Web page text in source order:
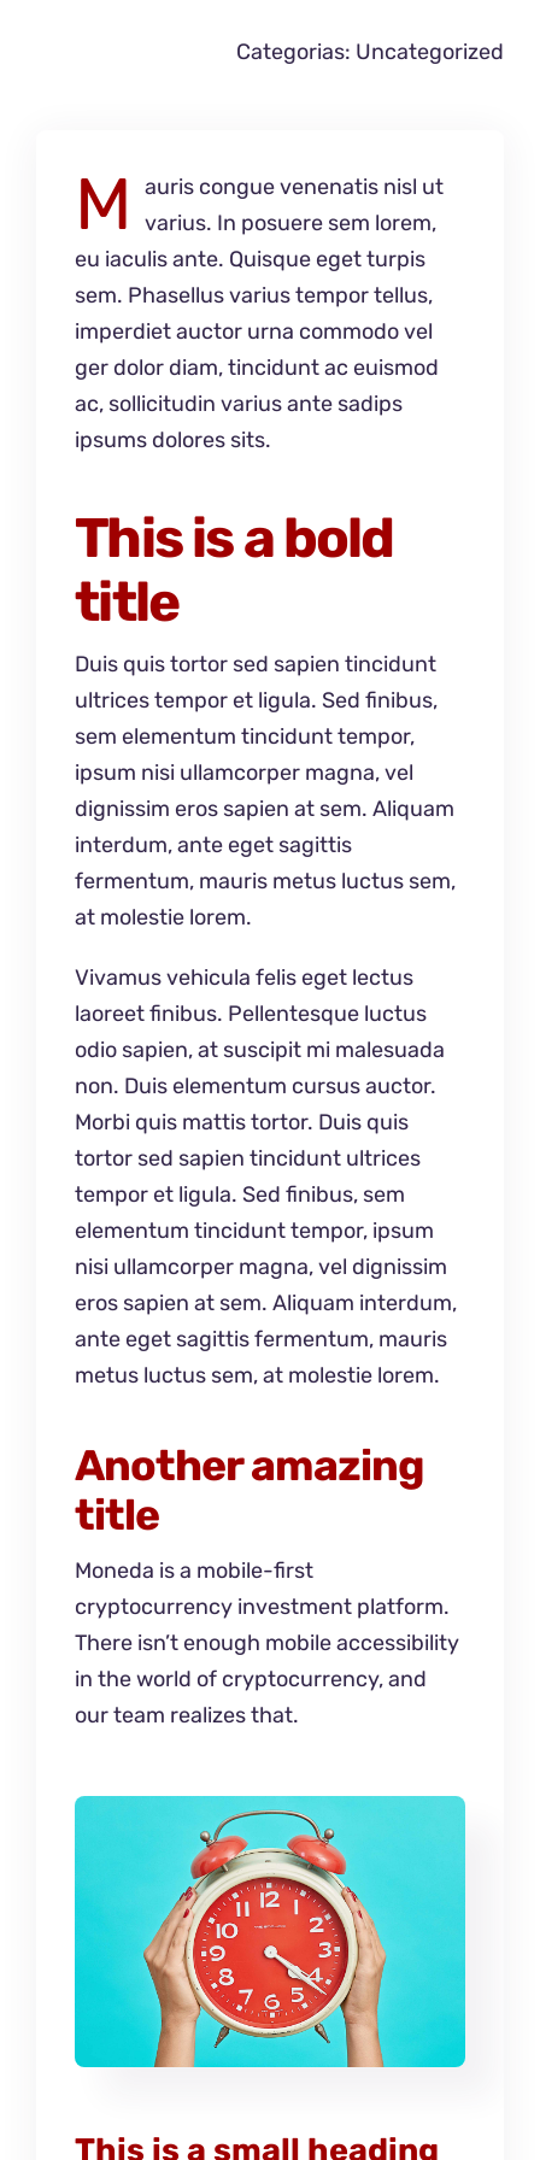
Categorias: Uncategorized
M
auris congue venenatis nisl ut
varius. In posuere sem lorem,
eu iaculis ante. Quisque eget turpis
sem. Phasellus varius tempor tellus,
imperdiet auctor urna commodo vel
ger dolor diam, tincidunt ac euismod
ac, sollicitudin varius ante sadips
ipsums dolores sits.
This is a bold
title
Duis quis tortor sed sapien tincidunt
ultrices tempor et ligula. Sed finibus,
sem elementum tincidunt tempor,
ipsum nisi ullamcorper magna, vel
dignissim eros sapien at sem. Aliquam
interdum, ante eget sagittis
fermentum, mauris metus luctus sem,
at molestie lorem.
Vivamus vehicula felis eget lectus
laoreet finibus. Pellentesque luctus
odio sapien, at suscipit mi malesuada
non. Duis elementum cursus auctor.
Morbi quis mattis tortor. Duis quis
tortor sed sapien tincidunt ultrices
tempor et ligula. Sed finibus, sem
elementum tincidunt tempor, ipsum
nisi ullamcorper magna, vel dignissim
eros sapien at sem. Aliquam interdum,
ante eget sagittis fermentum, mauris
metus luctus sem, at molestie lorem.
Another amazing
title
Moneda is a mobile-first
cryptocurrency investment platform.
There isn’t enough mobile accessibility
in the world of cryptocurrency, and
our team realizes that.
This is a small heading